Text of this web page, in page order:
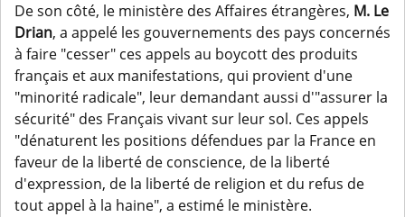
De son côté, le ministère des Affaires étrangères, M. Le
Drian, a appelé les gouvernements des pays concernés
à faire "cesser" ces appels au boycott des produits
français et aux manifestations, qui provient d'une
"minorité radicale", leur demandant aussi d'"assurer la
sécurité" des Français vivant sur leur sol. Ces appels
"dénaturent les positions défendues par la France en
faveur de la liberté de conscience, de la liberté
d'expression, de la liberté de religion et du refus de
tout appel à la haine", a estimé le ministère.